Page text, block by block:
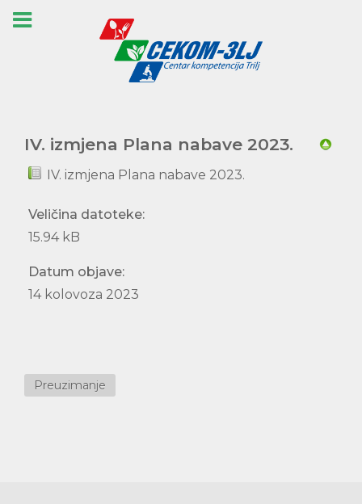
IV. izmjena Plana nabave 2023.
IV. izmjena Plana nabave 2023.
Veličina datoteke:
15.94 kB
Datum objave:
14 kolovoza 2023